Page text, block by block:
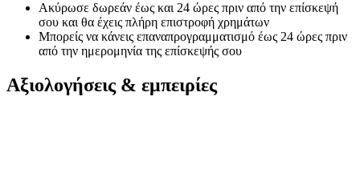
Ακύρωσε δωρεάν έως και 24 ώρες πριν από την επίσκεψή
σου και θα έχεις πλήρη επιστροφή χρημάτων
Μπορείς να κάνεις επαναπρογραμματισμό έως 24 ώρες πριν
από την ημερομηνία της επίσκεψής σου
Αξιολογήσεις & εμπειρίες